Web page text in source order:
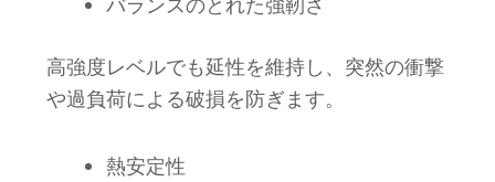
高強度レベルでも延性を維持し、突然の衝撃
や過負荷による破損を防ぎます。
熱安定性